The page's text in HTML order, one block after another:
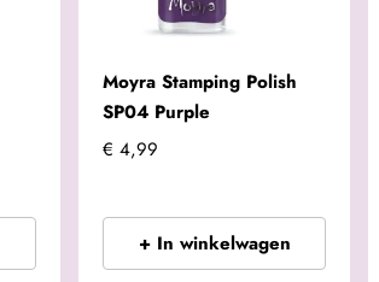
Moyra Stamping Polish
SP04 Purple
€ 4,99
+ In winkelwagen